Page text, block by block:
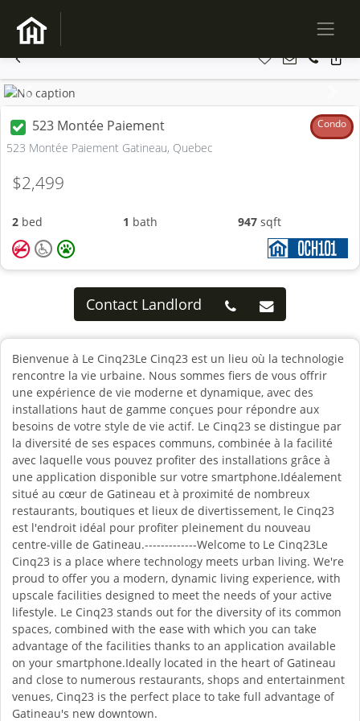
Previous
523 Montée Paiement Condo
523 Montée Paiement Gatineau, Quebec
$2,499
2 bed 1 bath 947 sqft
Contact Landlord
Bienvenue à Le Cinq23Le Cinq23 est un lieu où la technologie
rencontre la vie urbaine. Nous sommes fiers de vous offrir
une expérience de vie moderne et dynamique, avec des
installations haut de gamme conçues pour répondre aux
besoins de votre style de vie actif. Le Cinq23 se distingue par
la diversité de ses espaces communs, combinée à la facilité
avec laquelle vous pouvez profiter des installations grâce à
une application disponible sur votre smartphone.Idéalement
situé au cœur de Gatineau et à proximité de nombreux
restaurants, boutiques et lieux de divertissement, le Cinq23
est l'endroit idéal pour profiter pleinement du nouveau
centre-ville de Gatineau.-------------Welcome to Le Cinq23Le
Cinq23 is a place where technology meets urban living. We're
proud to offer you a modern, dynamic living experience, with
upscale facilities designed to meet the needs of your active
lifestyle. Le Cinq23 stands out for the diversity of its common
spaces, combined with the ease with which you can take
advantage of the facilities thanks to an application available
on your smartphone.Ideally located in the heart of Gatineau
and close to numerous restaurants, shops and entertainment
venues, Cinq23 is the perfect place to take full advantage of
Gatineau's new downtown.